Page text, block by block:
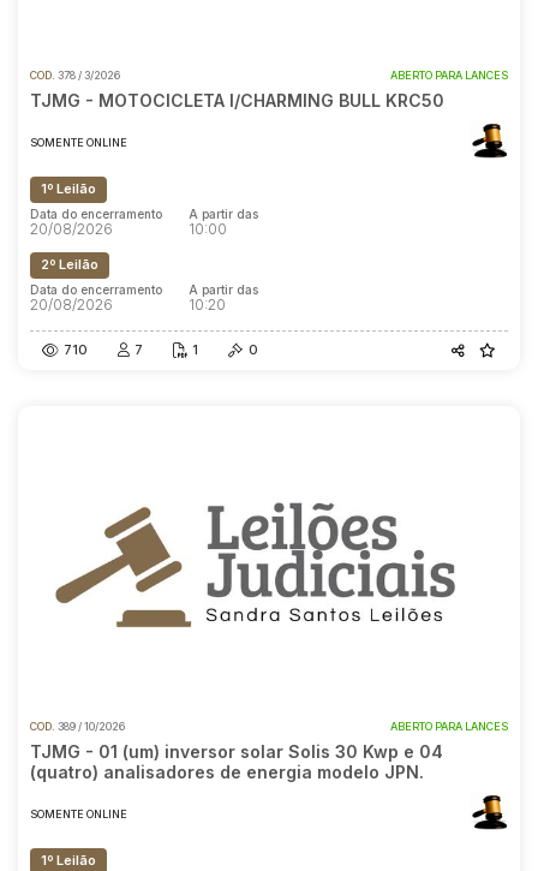
COD. 378 / 3/2026 ABERTO PARA LANCES
TJMG - MOTOCICLETA I/CHARMING BULL KRC50
SOMENTE ONLINE
1º Leilão
Data do encerramento
20/08/2026
A partir das
10:00
2º Leilão
Data do encerramento
20/08/2026
A partir das
10:20
710 7 1 0
COD. 389 / 10/2026 ABERTO PARA LANCES
TJMG - 01 (um) inversor solar Solis 30 Kwp e 04
(quatro) analisadores de energia modelo JPN.
SOMENTE ONLINE
1º Leilão